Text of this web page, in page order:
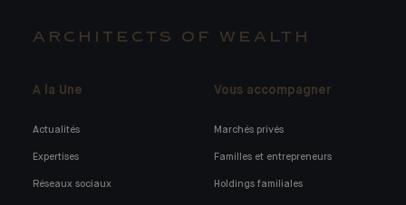
ARCHITECTS OF WEALTH
A la Une
Actualités
Expertises
Réseaux sociaux
Vous accompagner
Marchés privés
Familles et entrepreneurs
Holdings familiales